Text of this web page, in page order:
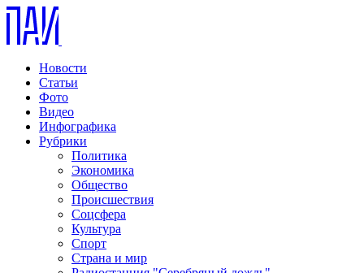
Новости
Статьи
Фото
Видео
Инфографика
Рубрики
Политика
Экономика
Общество
Происшествия
Соцсфера
Культура
Спорт
Страна и мир